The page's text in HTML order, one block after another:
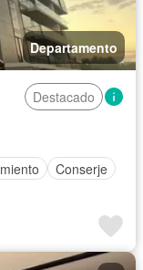
Departamento
Destacado
Conserje